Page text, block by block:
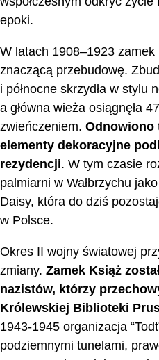
epoki.
W latach 1908–1923 zamek
znaczącą przebudowę.
i północne skrzydła w stylu
a główna wieża osiągnęła
zwieńczeniem. Odnowiono
elementy dekoracyjne
rezydencji. W tym czasie
palmiarni w Wałbrzychu
Daisy, która do dziś
w Polsce.
Okres II wojny światowej
zmiany. Zamek Książ
nazistów, którzy
Królewskiej Biblioteki
1943-1945 organizacja
podziemnymi tunelami,